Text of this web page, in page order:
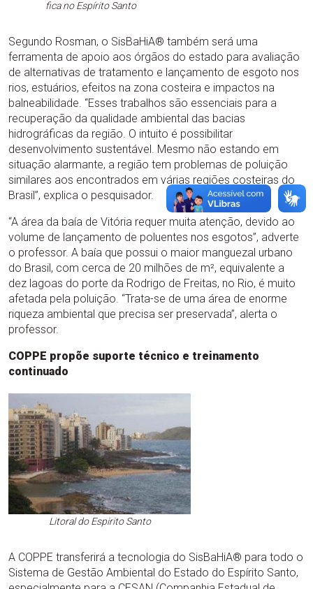
fica no Espírito Santo
Segundo Rosman, o SisBaHiA® também será uma
ferramenta de apoio aos órgãos do estado para avaliação
de alternativas de tratamento e lançamento de esgoto nos
rios, estuários, efeitos na zona costeira e impactos na
balneabilidade. “Esses trabalhos são essenciais para a
recuperação da qualidade ambiental das bacias
hidrográficas da região. O intuito é possibilitar
desenvolvimento sustentável. Mesmo não estando em
situação alarmante, a região tem problemas de poluição
similares aos encontrados em várias regiões costeiras do
Brasil”, explica o pesquisador.
“A área da baía de Vitória requer muita atenção, devido ao
volume de lançamento de poluentes nos esgotos”, adverte
o professor. A baía que possui o maior manguezal urbano
do Brasil, com cerca de 20 milhões de m², equivalente a
dez lagoas do porte da Rodrigo de Freitas, no Rio, é muito
afetada pela poluição. “Trata-se de uma área de enorme
riqueza ambiental que precisa ser preservada”, alerta o
professor.
COPPE propõe suporte técnico e treinamento
continuado
Litoral do Espirito Santo
A COPPE transferirá a tecnologia do SisBaHiA® para todo o
Sistema de Gestão Ambiental do Estado do Espírito Santo,